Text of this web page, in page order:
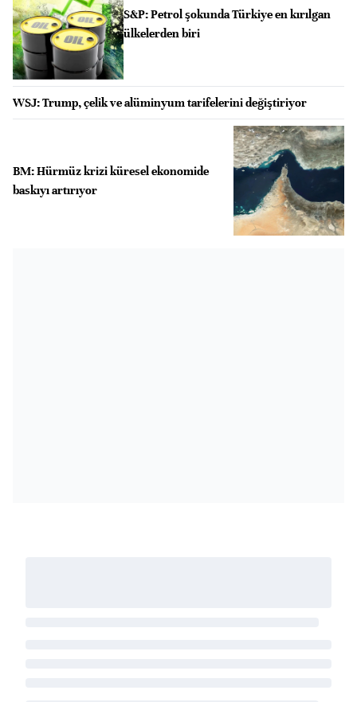
S&P: Petrol şokunda Türkiye en kırılgan
ülkelerden biri
WSJ: Trump, çelik ve alüminyum tarifelerini değiştiriyor
BM: Hürmüz krizi küresel ekonomide
baskıyı artırıyor